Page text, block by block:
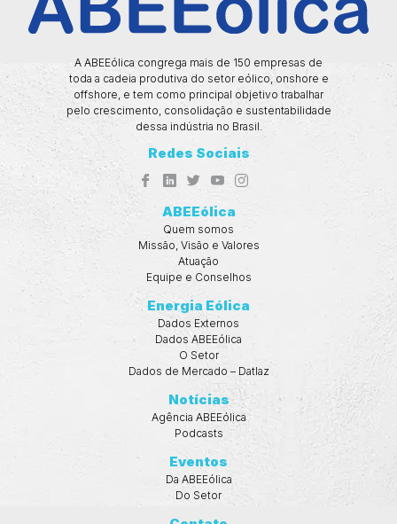
A ABEEólica congrega mais de 150 empresas de
toda a cadeia produtiva do setor eólico, onshore e
offshore, e tem como principal objetivo trabalhar
pelo crescimento, consolidação e sustentabilidade
dessa indústria no Brasil.
Redes Sociais
ABEEólica
Quem somos
Missão, Visão e Valores
Atuação
Equipe e Conselhos
Energia Eólica
Dados Externos
Dados ABEEólica
O Setor
Dados de Mercado – Datlaz
Notícias
Agência ABEEólica
Podcasts
Eventos
Da ABEEólica
Do Setor